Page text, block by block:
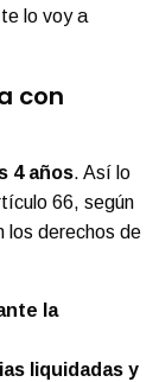
lo voy a
con
4 años. Así lo
66, según
los derechos de
la
liquidadas y